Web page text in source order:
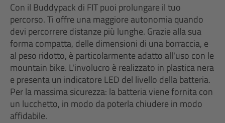
Con il Buddypack di FIT puoi prolungare il tuo
percorso. Ti offre una maggiore autonomia quando
devi percorrere distanze più lunghe. Grazie alla sua
forma compatta, delle dimensioni di una borraccia, e
al peso ridotto, è particolarmente adatto all'uso con le
mountain bike. L'involucro è realizzato in plastica nera
e presenta un indicatore LED del livello della batteria.
Per la massima sicurezza: la batteria viene fornita con
un lucchetto, in modo da poterla chiudere in modo
affidabile.